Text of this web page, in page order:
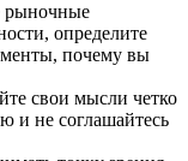
рыночные
определите
почему вы
свои мысли четко
и не соглашайтесь